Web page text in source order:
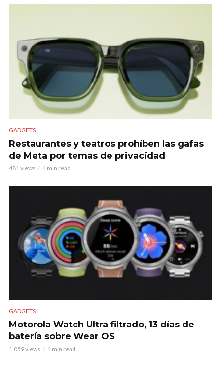
GADGETS
Restaurantes y teatros prohíben las gafas
de Meta por temas de privacidad
481 views 4 min read
GADGETS
Motorola Watch Ultra filtrado, 13 días de
batería sobre Wear OS
1.059 views 4 min read